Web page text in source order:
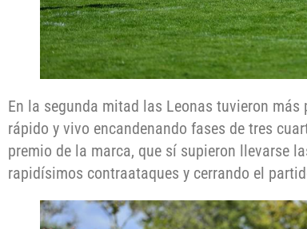
En la segunda mitad las Leonas tuvieron
rápido y vivo encandenando fases de tres
premio de la marca, que sí supieron llevarse
rapidísimos contraataques y cerrando el